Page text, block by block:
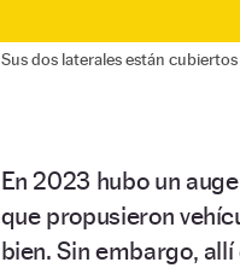
Sus dos laterales están cubiertos
En 2023 hubo un
que propusieron
bien. Sin embargo,